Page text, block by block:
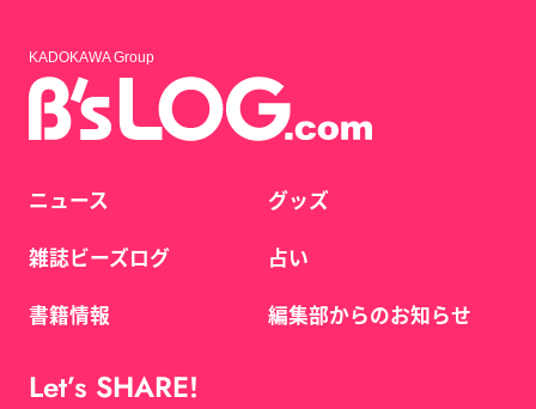
KADOKAWA Group
ニュース
雑誌ビーズログ
書籍情報
グッズ
占い
編集部からのお知らせ
Let’s SHARE!